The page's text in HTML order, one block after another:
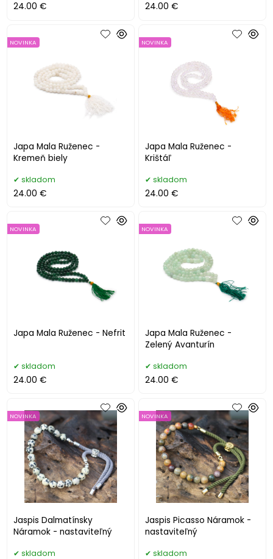
24.00 € 24.00 €
Japa Mala Ruženec -
Kremeň biely
NOVINKA
skladom
24.00 €
Japa Mala Ruženec -
Krištáľ
NOVINKA
skladom
24.00 €
Japa Mala Ruženec - Nefrit
NOVINKA
skladom
24.00 €
Japa Mala Ruženec -
Zelený Avanturín
NOVINKA
skladom
24.00 €
Jaspis Dalmatínsky
Náramok - nastaviteľný
NOVINKA
skladom
Jaspis Picasso Náramok -
nastaviteľný
NOVINKA
skladom